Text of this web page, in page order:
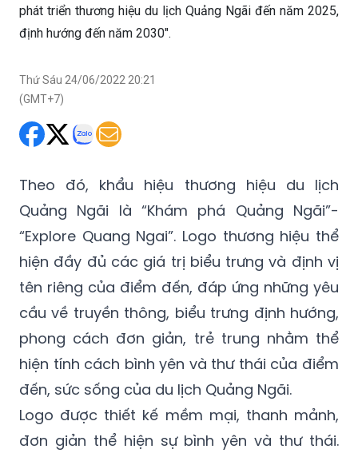
phát triển thương hiệu du lịch Quảng Ngãi đến năm 2025,
định hướng đến năm 2030".
Thứ Sáu 24/06/2022 20:21
(GMT+7)
Theo đó, khẩu hiệu thương hiệu du lịch
Quảng Ngãi là “Khám phá Quảng Ngãi”-
“Explore Quang Ngai”. Logo thương hiệu thể
hiện đầy đủ các giá trị biểu trưng và định vị
tên riêng của điểm đến, đáp ứng những yêu
cầu về truyền thông, biểu trưng định hướng,
phong cách đơn giản, trẻ trung nhằm thể
hiện tính cách bình yên và thư thái của điểm
đến, sức sống của du lịch Quảng Ngãi.
Logo được thiết kế mềm mại, thanh mảnh,
đơn giản thể hiện sự bình yên và thư thái.